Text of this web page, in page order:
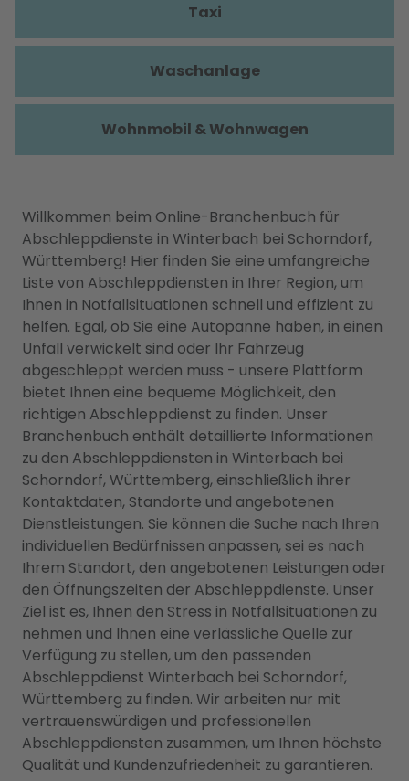
Willkommen beim Online-Branchenbuch für
Abschleppdienste in Winterbach bei Schorndorf,
Württemberg! Hier finden Sie eine umfangreiche
Liste von Abschleppdiensten in Ihrer Region, um
Ihnen in Notfallsituationen schnell und effizient zu
helfen. Egal, ob Sie eine Autopanne haben, in einen
Unfall verwickelt sind oder Ihr Fahrzeug
abgeschleppt werden muss - unsere Plattform
bietet Ihnen eine bequeme Möglichkeit, den
richtigen Abschleppdienst zu finden. Unser
Branchenbuch enthält detaillierte Informationen
zu den Abschleppdiensten in Winterbach bei
Schorndorf, Württemberg, einschließlich ihrer
Kontaktdaten, Standorte und angebotenen
Dienstleistungen. Sie können die Suche nach Ihren
individuellen Bedürfnissen anpassen, sei es nach
Ihrem Standort, den angebotenen Leistungen oder
den Öffnungszeiten der Abschleppdienste. Unser
Ziel ist es, Ihnen den Stress in Notfallsituationen zu
nehmen und Ihnen eine verlässliche Quelle zur
Verfügung zu stellen, um den passenden
Abschleppdienst Winterbach bei Schorndorf,
Württemberg zu finden. Wir arbeiten nur mit
vertrauenswürdigen und professionellen
Abschleppdiensten zusammen, um Ihnen höchste
Qualität und Kundenzufriedenheit zu garantieren.
Taxi
Waschanlage
Wohnmobil & Wohnwagen